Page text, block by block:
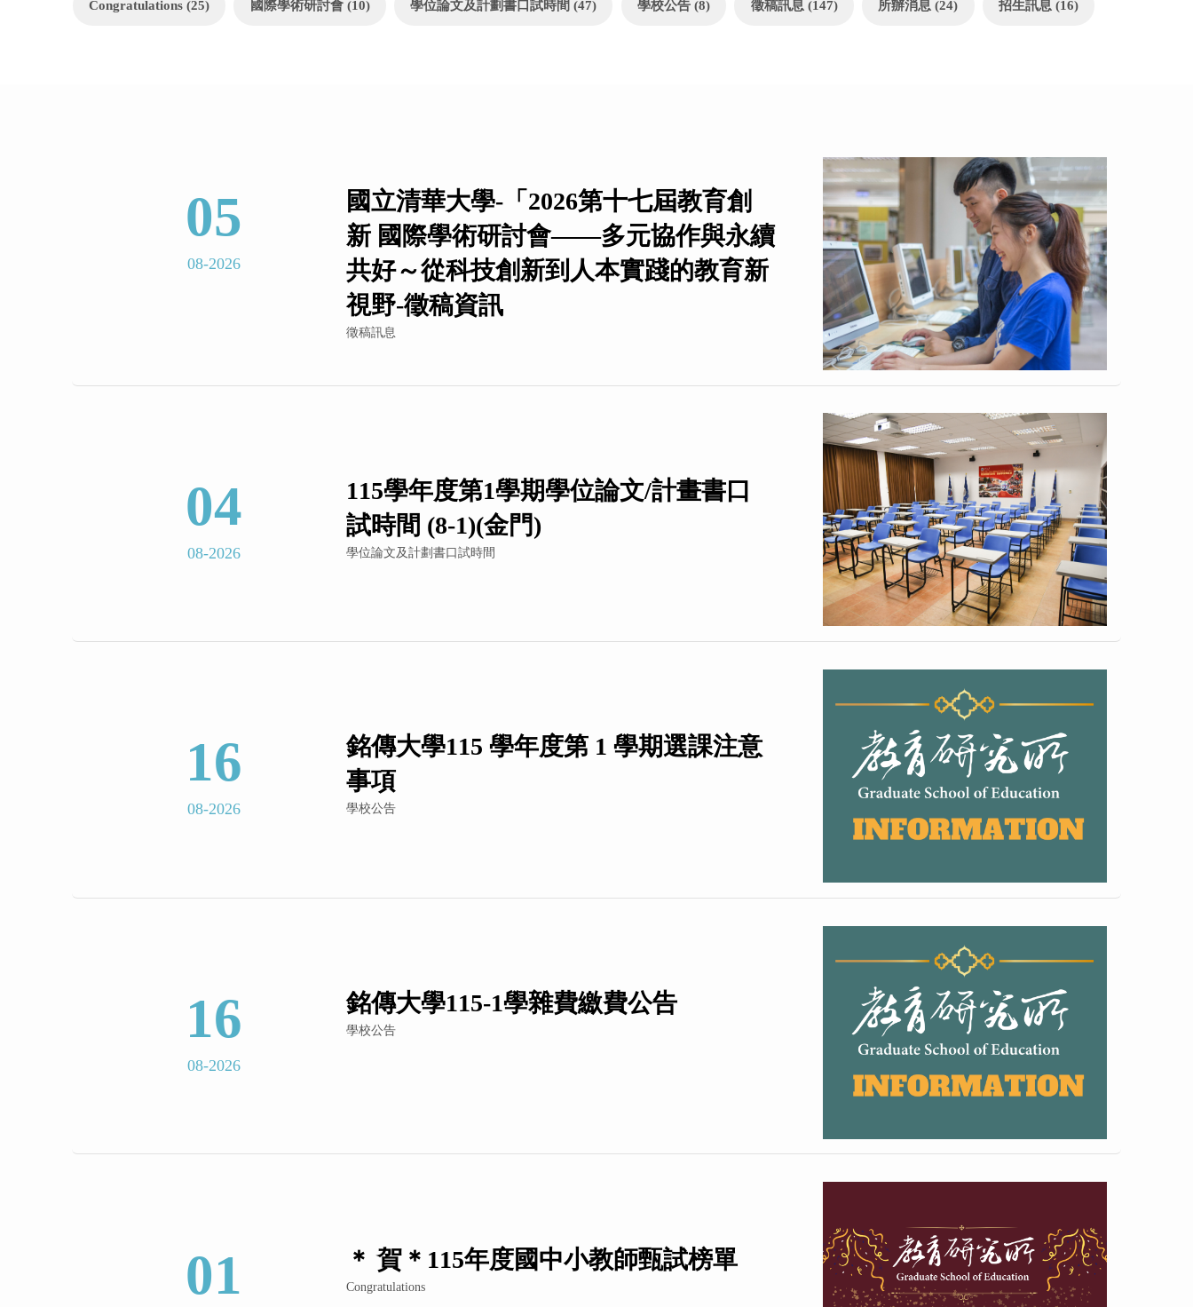
Congratulations (25) 國際學術研討會 (10) 學位論文及計劃書口試時間 (47) 學校公告 (8) 徵稿訊息 (147) 所辦消息 (24) 招生訊息 (16)
05
08-2026
國立清華大學-「2026第十七屆教育創
新 國際學術研討會——多元協作與永續
共好～從科技創新到人本實踐的教育新
視野-徵稿資訊
徵稿訊息
04
08-2026
115學年度第1學期學位論文/計畫書口
試時間 (8-1)(金門)
學位論文及計劃書口試時間
16
08-2026
銘傳大學115 學年度第 1 學期選課注意
事項
學校公告
16
08-2026
銘傳大學115-1學雜費繳費公告
學校公告
01 ＊ 賀＊115年度國中小教師甄試榜單
Congratulations